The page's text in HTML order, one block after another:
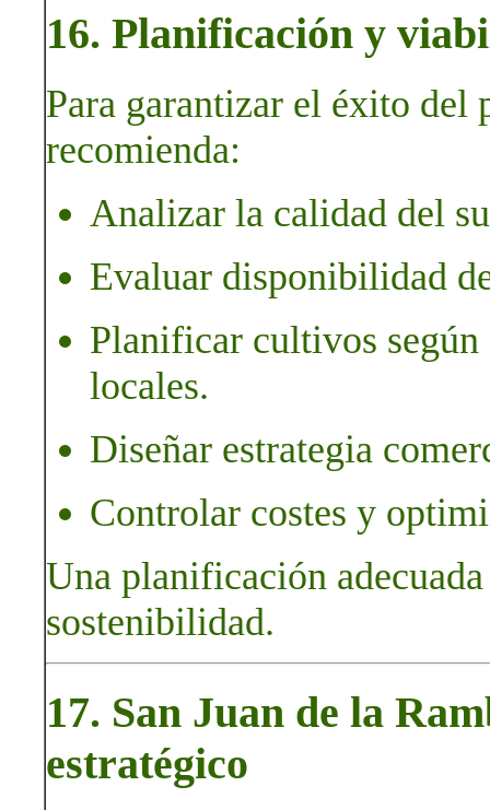
16. Planificación y
Para garantizar el éxito del
recomienda:
Analizar la calidad del
Evaluar disponibilidad
Planificar cultivos
locales.
Diseñar estrategia
Controlar costes y
Una planificación
sostenibilidad.
17. San Juan de la
estratégico